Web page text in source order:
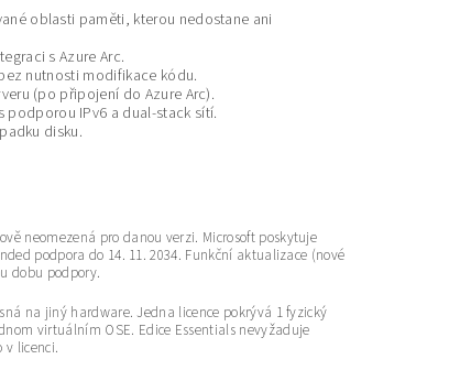
oblasti paměti, kterou nedostane ani
s Azure Arc.
nutnosti modifikace kódu.
(po připojení do Azure Arc).
IPv6 a dual-stack sítí.
disku.
neomezená pro danou verzi. Microsoft poskytuje
podpora do 14. 11. 2034. Funkční aktualizace (nové
dobu podpory.
na jiný hardware. Jedna licence pokrývá 1 fyzický
virtuálním OSE. Edice Essentials nevyžaduje
v licenci.